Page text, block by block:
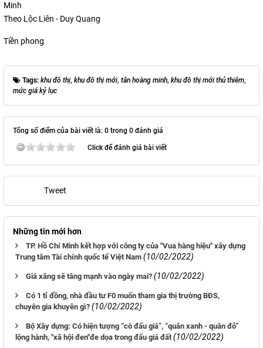
Minh
Theo Lộc Liên - Duy Quang
Tiền phong
Tags: khu đô thị, khu đô thị mới, tân hoàng minh, khu đô thị mới thủ thiêm,
mức giá kỷ lục
Tổng số điểm của bài viết là: 0 trong 0 đánh giá
Click để đánh giá bài viết
Tweet
Những tin mới hơn
TP. Hồ Chí Minh kết hợp với công ty của "Vua hàng hiệu" xây dựng
Trung tâm Tài chính quốc tế Việt Nam (10/02/2022)
Giá xăng sẽ tăng mạnh vào ngày mai? (10/02/2022)
Có 1 tỉ đồng, nhà đầu tư F0 muốn tham gia thị trường BĐS,
chuyên gia khuyên gì? (10/02/2022)
Bộ Xây dựng: Có hiện tượng “cò đấu giá”, “quân xanh - quân đỏ”
lộng hành, "xã hội đen"đe dọa trong đấu giá đất (10/02/2022)